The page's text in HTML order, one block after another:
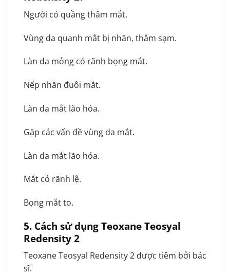
Người có quầng thâm mắt.
Vùng da quanh mắt bị nhăn, thâm sạm.
Làn da mỏng có rãnh bọng mắt.
Nếp nhăn đuôi mắt.
Làn da mắt lão hóa.
Gặp các vấn đề vùng da mắt.
Làn da mắt lão hóa.
Mắt có rãnh lệ.
Bọng mắt to.
5. Cách sử dụng Teoxane Teosyal
Redensity 2
Teoxane Teosyal Redensity 2 được tiêm bởi bác
sĩ.